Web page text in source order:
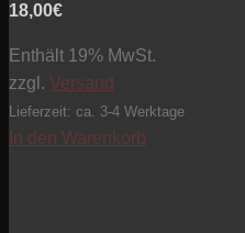
18,00€
Enthält 19% MwSt.
zzgl. Versand
Lieferzeit: ca. 3-4 Werktage
In den Warenkorb